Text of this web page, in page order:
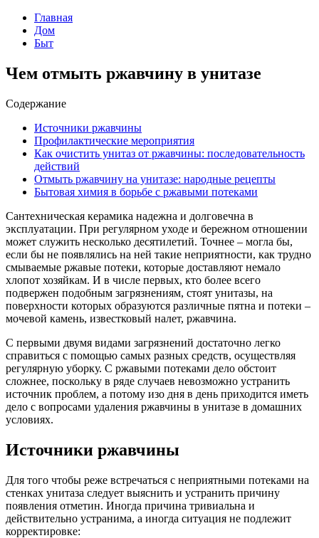
Главная
Дом
Быт
Чем отмыть ржавчину в унитазе
Содержание
Источники ржавчины
Профилактические мероприятия
Как очистить унитаз от ржавчины: последовательность
действий
Отмыть ржавчину на унитазе: народные рецепты
Бытовая химия в борьбе с ржавыми потеками
Сантехническая керамика надежна и долговечна в
эксплуатации. При регулярном уходе и бережном отношении
может служить несколько десятилетий. Точнее – могла бы,
если бы не появлялись на ней такие неприятности, как трудно
смываемые ржавые потеки, которые доставляют немало
хлопот хозяйкам. И в числе первых, кто более всего
подвержен подобным загрязнениям, стоят унитазы, на
поверхности которых образуются различные пятна и потеки –
мочевой камень, известковый налет, ржавчина.
С первыми двумя видами загрязнений достаточно легко
справиться с помощью самых разных средств, осуществляя
регулярную уборку. С ржавыми потеками дело обстоит
сложнее, поскольку в ряде случаев невозможно устранить
источник проблем, а потому изо дня в день приходится иметь
дело с вопросами удаления ржавчины в унитазе в домашних
условиях.
Источники ржавчины
Для того чтобы реже встречаться с неприятными потеками на
стенках унитаза следует выяснить и устранить причину
появления отметин. Иногда причина тривиальна и
действительно устранима, а иногда ситуация не подлежит
корректировке: